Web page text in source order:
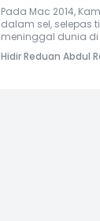
Pada Mac 2014,
dalam sel, selepas
meninggal dunia di
Hidir Reduan Abdul